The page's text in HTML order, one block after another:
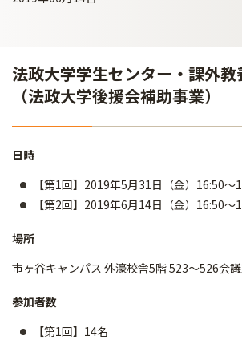
法政大学学生センター・課外教
（法政大学後援会補助事業）
日時
【第1回】2019年5月31日（金）16:50～
【第2回】2019年6月14日（金）16:50～
場所
市ヶ谷キャンパス 外濠校舎5階 523～526会議
参加者数
【第1回】14名